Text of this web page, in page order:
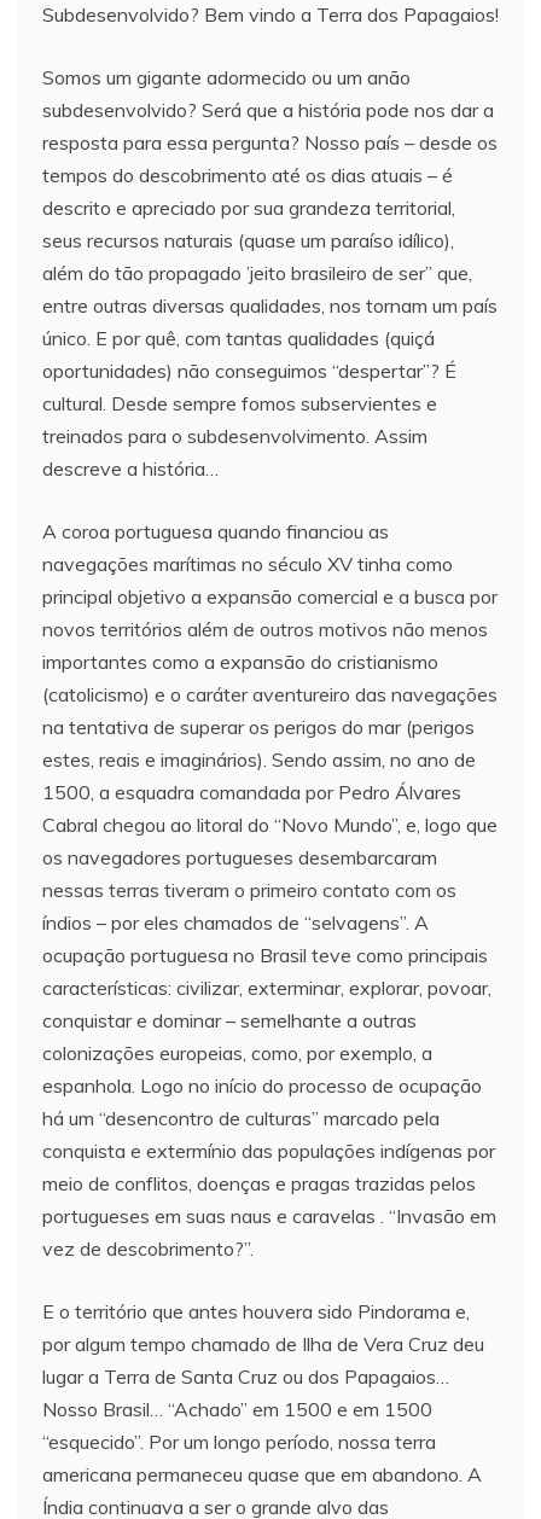
Subdesenvolvido? Bem vindo a Terra dos Papagaios!
Somos um gigante adormecido ou um anão
subdesenvolvido? Será que a história pode nos dar a
resposta para essa pergunta? Nosso país – desde os
tempos do descobrimento até os dias atuais – é
descrito e apreciado por sua grandeza territorial,
seus recursos naturais (quase um paraíso idílico),
além do tão propagado ’jeito brasileiro de ser” que,
entre outras diversas qualidades, nos tornam um país
único. E por quê, com tantas qualidades (quiçá
oportunidades) não conseguimos “despertar”? É
cultural. Desde sempre fomos subservientes e
treinados para o subdesenvolvimento. Assim
descreve a história…
A coroa portuguesa quando financiou as
navegações marítimas no século XV tinha como
principal objetivo a expansão comercial e a busca por
novos territórios além de outros motivos não menos
importantes como a expansão do cristianismo
(catolicismo) e o caráter aventureiro das navegações
na tentativa de superar os perigos do mar (perigos
estes, reais e imaginários). Sendo assim, no ano de
1500, a esquadra comandada por Pedro Álvares
Cabral chegou ao litoral do “Novo Mundo”, e, logo que
os navegadores portugueses desembarcaram
nessas terras tiveram o primeiro contato com os
índios – por eles chamados de “selvagens”. A
ocupação portuguesa no Brasil teve como principais
características: civilizar, exterminar, explorar, povoar,
conquistar e dominar – semelhante a outras
colonizações europeias, como, por exemplo, a
espanhola. Logo no início do processo de ocupação
há um “desencontro de culturas” marcado pela
conquista e extermínio das populações indígenas por
meio de conflitos, doenças e pragas trazidas pelos
portugueses em suas naus e caravelas . “Invasão em
vez de descobrimento?”.
E o território que antes houvera sido Pindorama e,
por algum tempo chamado de Ilha de Vera Cruz deu
lugar a Terra de Santa Cruz ou dos Papagaios…
Nosso Brasil… “Achado” em 1500 e em 1500
“esquecido”. Por um longo período, nossa terra
americana permaneceu quase que em abandono. A
Índia continuava a ser o grande alvo das